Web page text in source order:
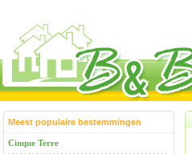
Meest populaire bestemmingen
Cinque Terre